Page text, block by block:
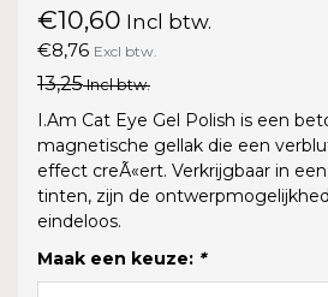
€10,60 Incl btw.
€8,76 Excl btw.
13,25Incl btw.
I.Am Cat Eye Gel Polish is een
magnetische gellak die een
effect creÃ«ert. Verkrijgbaar in
tinten, zijn de
eindeloos.
Maak een keuze: *